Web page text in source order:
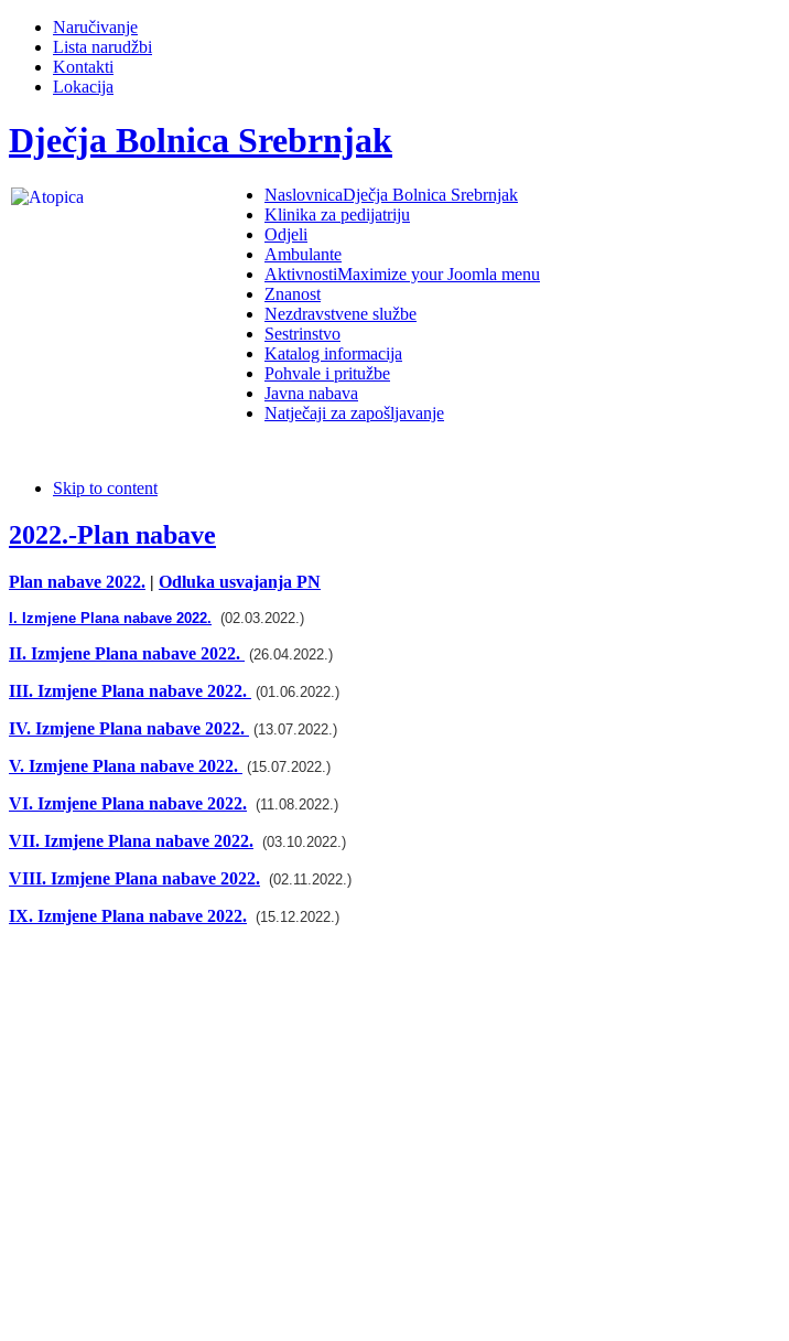
Naručivanje
Lista narudžbi
Kontakti
Lokacija
Dječja Bolnica Srebrnjak
NaslovnicaDječja Bolnica Srebrnjak
Klinika za pedijatriju
Odjeli
Ambulante
AktivnostiMaximize your Joomla menu
Znanost
Nezdravstvene službe
Sestrinstvo
Katalog informacija
Pohvale i pritužbe
Javna nabava
Natječaji za zapošljavanje
Skip to content
2022.-Plan nabave
Plan nabave 2022. | Odluka usvajanja PN
I. Izmjene Plana nabave 2022. (02.03.2022.)
II. Izmjene Plana nabave 2022. (26.04.2022.)
III. Izmjene Plana nabave 2022. (01.06.2022.)
IV. Izmjene Plana nabave 2022. (13.07.2022.)
V. Izmjene Plana nabave 2022. (15.07.2022.)
VI. Izmjene Plana nabave 2022. (11.08.2022.)
VII. Izmjene Plana nabave 2022. (03.10.2022.)
VIII. Izmjene Plana nabave 2022. (02.11.2022.)
IX. Izmjene Plana nabave 2022. (15.12.2022.)